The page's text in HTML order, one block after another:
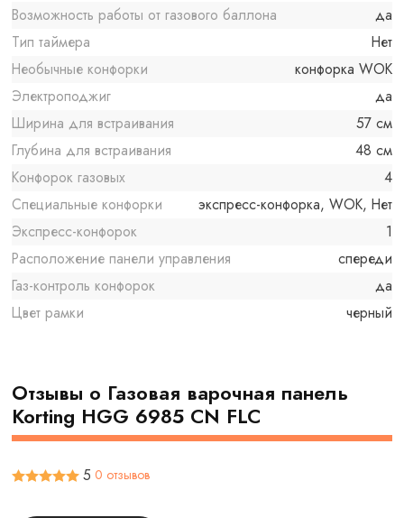
Возможность работы от газового баллона
да
Тип таймера
Нет
Необычные конфорки
конфорка WOK
Электроподжиг
да
Ширина для встраивания
57 см
Глубина для встраивания
48 см
Конфорок газовых
4
Специальные конфорки
экспресс-конфорка, WOK, Нет
Экспресс-конфорок
1
Расположение панели управления
спереди
Газ-контроль конфорок
да
Цвет рамки
черный
Отзывы о Газовая варочная панель
Korting HGG 6985 CN FLC
5 0 отзывов